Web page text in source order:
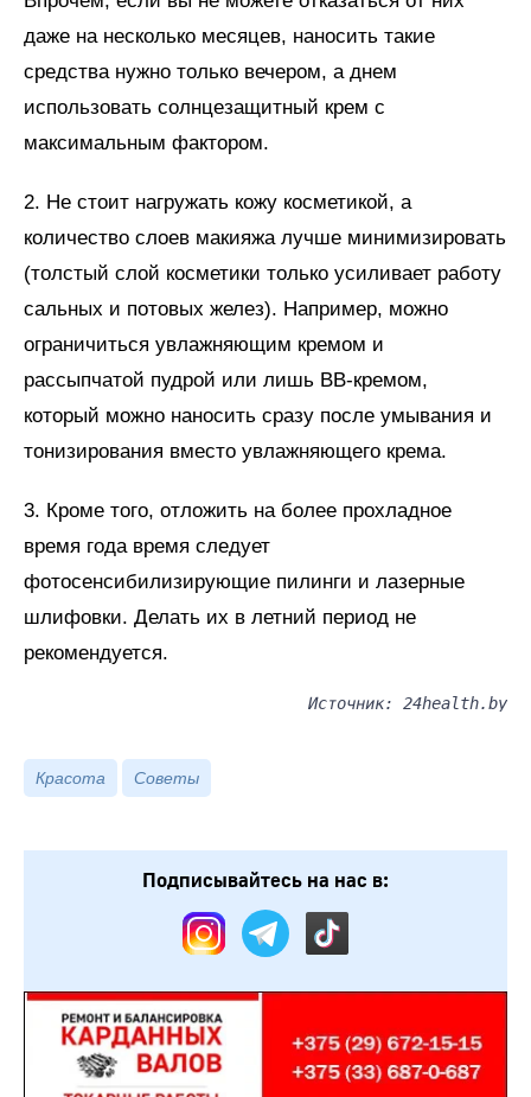
даже на несколько месяцев, наносить такие
средства нужно только вечером, а днем
использовать солнцезащитный крем с
максимальным фактором.
2. Не стоит нагружать кожу косметикой, а
количество слоев макияжа лучше минимизировать
(толстый слой косметики только усиливает работу
сальных и потовых желез). Например, можно
ограничиться увлажняющим кремом и
рассыпчатой пудрой или лишь ВВ-кремом,
который можно наносить сразу после умывания и
тонизирования вместо увлажняющего крема.
3. Кроме того, отложить на более прохладное
время года время следует
фотосенсибилизирующие пилинги и лазерные
шлифовки. Делать их в летний период не
рекомендуется.
Источник: 24health.by
Красота Советы
Подписывайтесь на нас в: